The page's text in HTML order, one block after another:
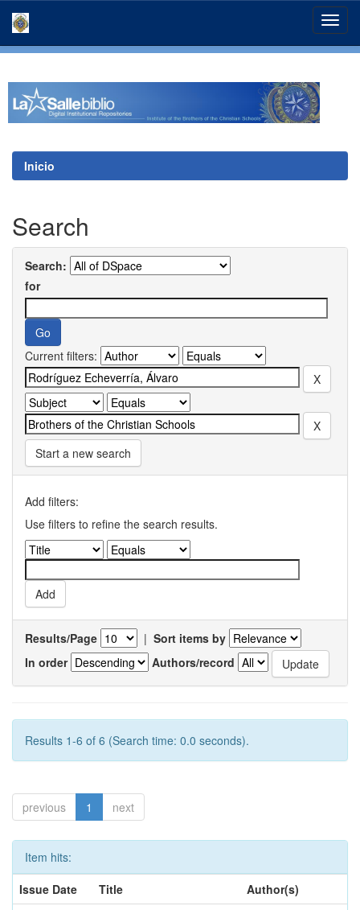
Inicio
Search
Search:
for
Current filters:
Start a new search
Add filters:
Use filters to refine the search results.
Results/Page | Sort items by
In order
Authors/record
Results 1-6 of 6 (Search time: 0.0 seconds).
previous 1 next
Item hits:
Issue Date
Title
Author(s)